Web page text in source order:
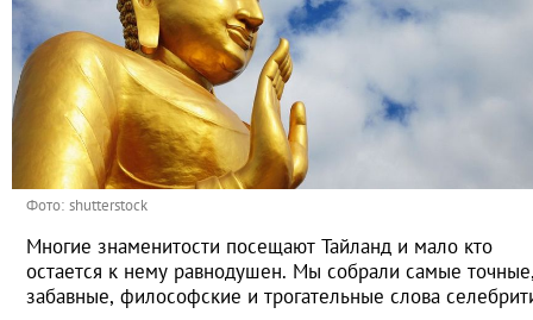
Фото: shutterstock
Многие знаменитости посещают Тайланд и мало кто
остается к нему равнодушен. Мы собрали самые
забавные, философские и трогательные слова